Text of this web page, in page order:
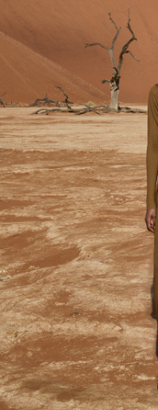
JUNGFERNINSELN
AMERIKANISCHE
JUNGFERNINSELN
VANUATU
SAMOA